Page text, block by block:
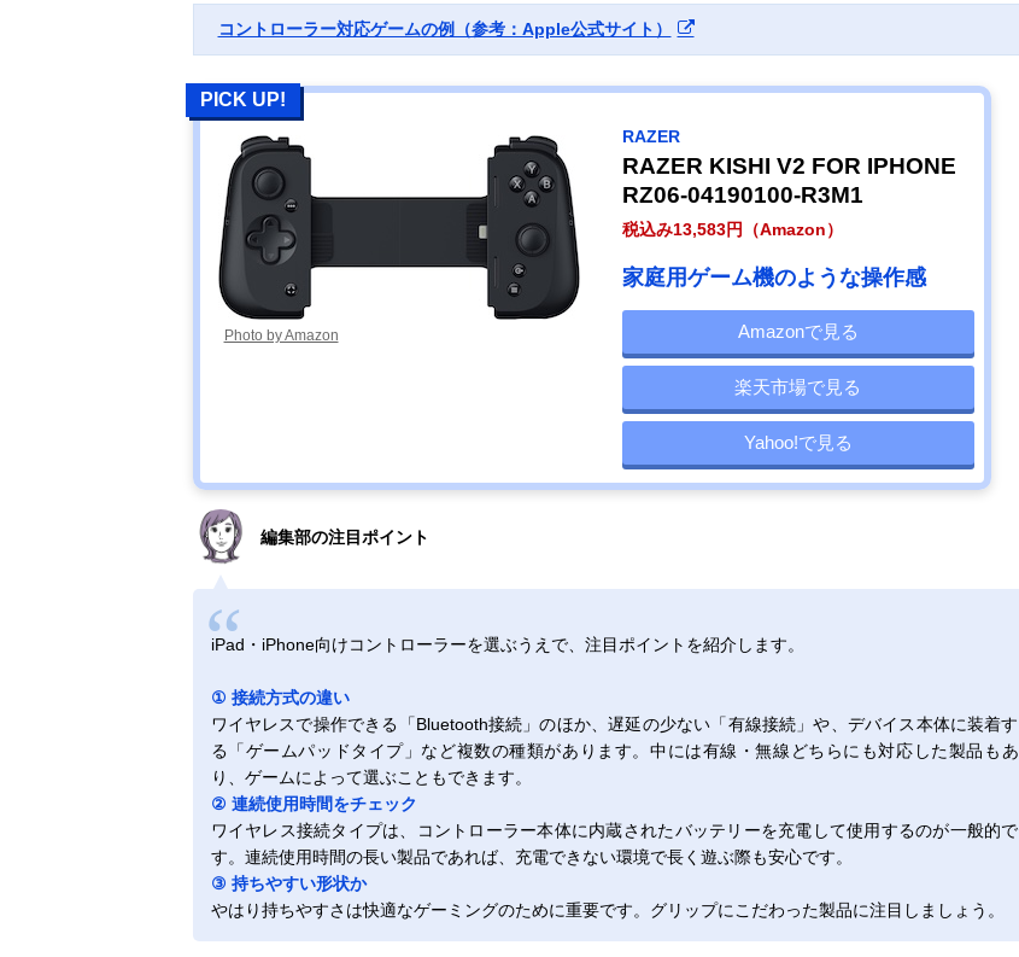
コントローラー対応ゲームの例（参考：Apple公式サイト）
PICK UP!
Photo by Amazon
RAZER
RAZER KISHI V2 FOR IPHONE
RZ06-04190100-R3M1
税込み13,583円（Amazon）
家庭用ゲーム機のような操作感
Amazonで見る
楽天市場で見る
Yahoo!で見る
編集部の注目ポイント
iPad・iPhone向けコントローラーを選ぶうえで、注目ポイントを紹介します。
① 接続方式の違い
ワイヤレスで操作できる「Bluetooth接続」のほか、遅延の少ない「有線接続」や、デバイス本体に装着す
る「ゲームパッドタイプ」など複数の種類があります。中には有線・無線どちらにも対応した製品もあ
り、ゲームによって選ぶこともできます。
② 連続使用時間をチェック
ワイヤレス接続タイプは、コントローラー本体に内蔵されたバッテリーを充電して使用するのが一般的で
す。連続使用時間の長い製品であれば、充電できない環境で長く遊ぶ際も安心です。
③ 持ちやすい形状か
やはり持ちやすさは快適なゲーミングのために重要です。グリップにこだわった製品に注目しましょう。